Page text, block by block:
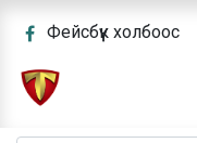
Фейсбүүк холбоос